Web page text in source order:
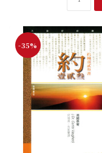
如何是好？信...
-35%